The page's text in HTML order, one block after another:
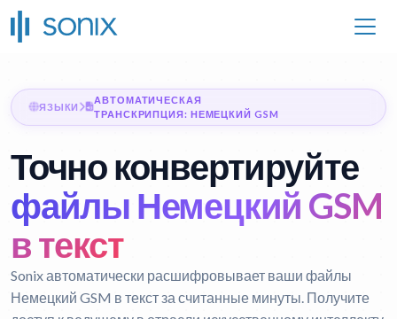
ЯЗЫКИ
АВТОМАТИЧЕСКАЯ
ТРАНСКРИПЦИЯ: НЕМЕЦКИЙ GSM
Точно конвертируйте
файлы Немецкий GSM
в текст
Sonix автоматически расшифровывает ваши файлы
Немецкий GSM в текст за считанные минуты. Получите